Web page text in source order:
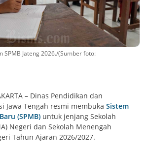
SPMB Jateng 2026./(Sumber foto:
– Dinas Pendidikan dan
Jawa Tengah resmi membuka Sistem
(SPMB) untuk jenjang Sekolah
Negeri dan Sekolah Menengah
Tahun Ajaran 2026/2027.